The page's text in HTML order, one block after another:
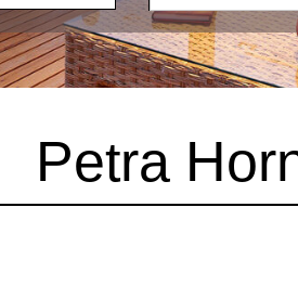
Petra